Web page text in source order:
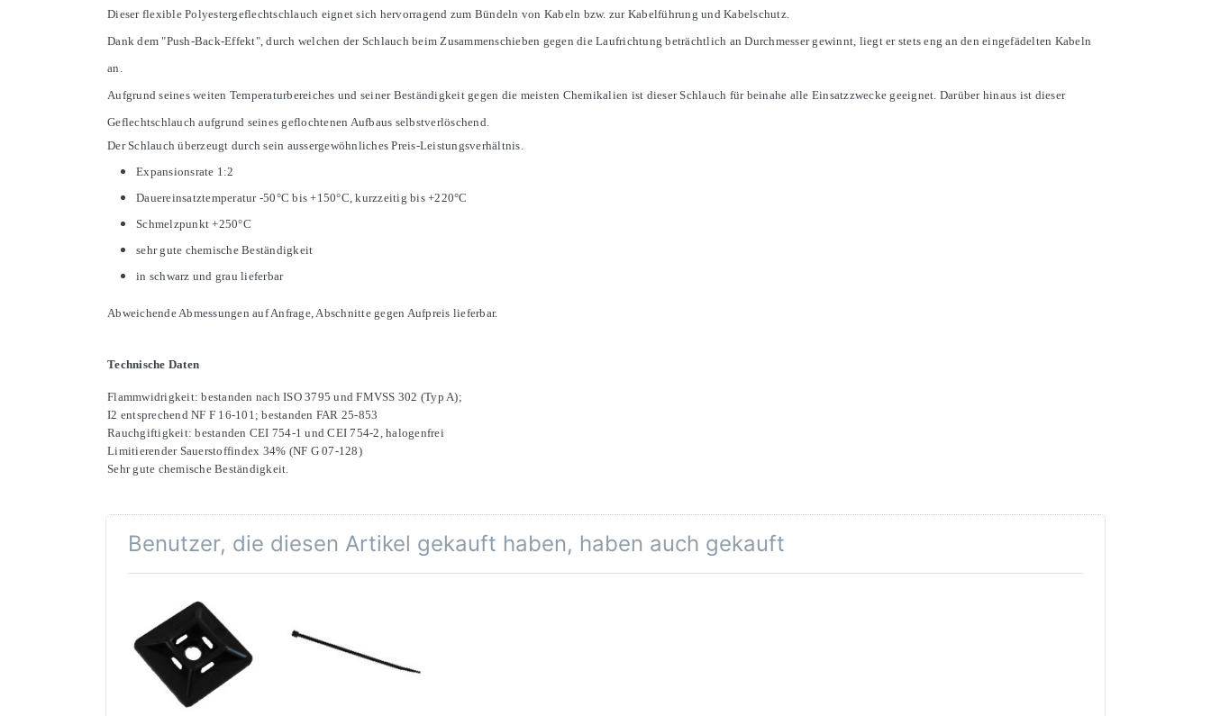
Dieser flexible Polyestergeflechtschlauch eignet sich hervorragend zum Bündeln von Kabeln bzw. zur Kabelführung und Kabelschutz.
Dank dem "Push-Back-Effekt", durch welchen der Schlauch beim Zusammenschieben gegen die Laufrichtung beträchtlich an Durchmesser gewinnt, liegt er stets eng an den eingefädelten Kabeln
an.
Aufgrund seines weiten Temperaturbereiches und seiner Beständigkeit gegen die meisten Chemikalien ist dieser Schlauch für beinahe alle Einsatzzwecke geeignet. Darüber hinaus ist dieser
Geflechtschlauch aufgrund seines geflochtenen Aufbaus selbstverlöschend.
Der Schlauch überzeugt durch sein aussergewöhnliches Preis-Leistungsverhältnis.
Expansionsrate 1:2
Dauereinsatztemperatur -50°C bis +150°C, kurzzeitig bis +220°C
Schmelzpunkt +250°C
sehr gute chemische Beständigkeit
in schwarz und grau lieferbar
Abweichende Abmessungen auf Anfrage, Abschnitte gegen Aufpreis lieferbar.
Technische Daten
Flammwidrigkeit: bestanden nach ISO 3795 und FMVSS 302 (Typ A);
I2 entsprechend NF F 16-101; bestanden FAR 25-853
Rauchgiftigkeit: bestanden CEI 754-1 und CEI 754-2, halogenfrei
Limitierender Sauerstoffindex 34% (NF G 07-128)
Sehr gute chemische Beständigkeit.
Benutzer, die diesen Artikel gekauft haben, haben auch gekauft